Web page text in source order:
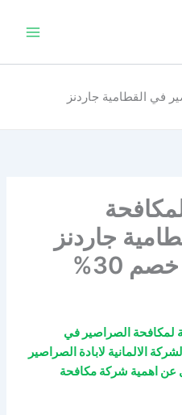
في القطامية جاردنز
جاردنز
لمكافحة الصراصير في
ما ضرورة الشركة الالمانية لابادة الصراصير
3. هل تسأل عن اهمية شركة مكافحة